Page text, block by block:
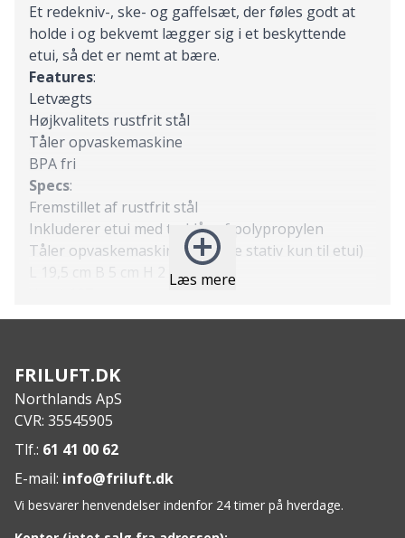
Læs mere
Et redekniv-, ske- og gaffelsæt, der føles godt at
holde i og bekvemt lægger sig i et beskyttende
etui, så det er nemt at bære.
Features:
Letvægts
Højkvalitets rustfrit stål
Tåler opvaskemaskine
BPA fri
Specs:
Fremstillet af rustfrit stål
Inkluderer etui med tryklås af polypropylen
Tåler opvaskemaskine (øverste stativ kun til etui)
L 19,5 cm B 5 cm H 2 cm
FRILUFT.DK
Northlands ApS
CVR: 35545905
Tlf.: 61 41 00 62
E-mail: info@friluft.dk
Vi besvarer henvendelser indenfor 24 timer på hverdage.